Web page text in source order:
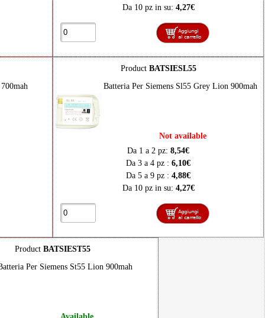
Da 10 pz in su: 4,27€
Product BATSIESL55
Batteria Per Siemens Sl55 Grey Lion 900mah
Not available
Da 1 a 2 pz:8,54€
Da 3 a 4 pz :6,10€
Da 5 a 9 pz :4,88€
Da 10 pz in su: 4,27€
Product BATSIEST55
Per Siemens St55 Lion 900mah